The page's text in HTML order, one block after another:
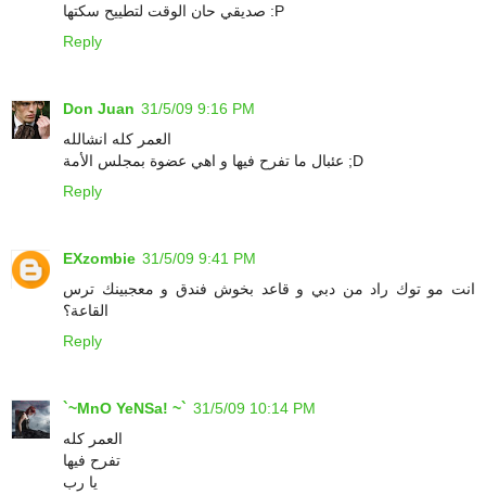
صديقي حان الوقت لتطييح سكتها :P
Reply
Don Juan 31/5/09 9:16 PM
العمر كله انشالله
عئبال ما تفرح فيها و اهي عضوة بمجلس الأمة ;D
Reply
EXzombie 31/5/09 9:41 PM
انت مو توك راد من دبي و قاعد بخوش فندق و معجبينك ترس
القاعة؟
Reply
`~MnO YeNSa! ~` 31/5/09 10:14 PM
العمر كله
تفرح فيها
يا رب